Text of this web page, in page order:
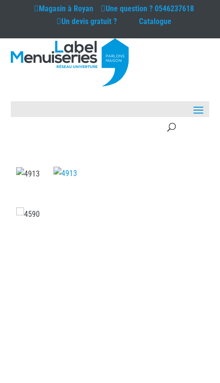
Magasin à Royan Une question ? 0546237618
Un devis gratuit ?
Catalogue